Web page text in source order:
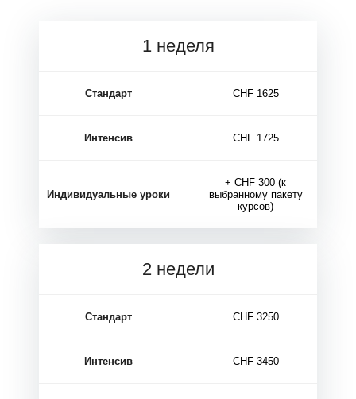
Р
1 неделя
Стандарт CHF 1625
Интенсив CHF 1725
Индивидуальные уроки
+ CHF 300 (к
выбранному пакету
курсов)
2 недели
Стандарт CHF 3250
Интенсив CHF 3450